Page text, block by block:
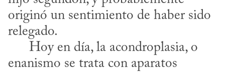
originó un sentimiento de haber sido
relegado.
enanismo se trata con aparatos